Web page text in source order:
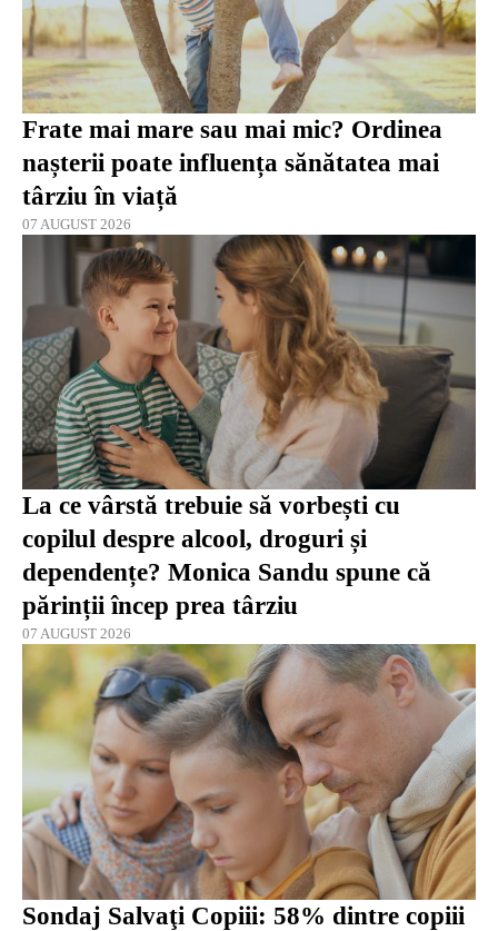
Frate mai mare sau mai mic? Ordinea
nașterii poate influența sănătatea mai
târziu în viață
07 AUGUST 2026
La ce vârstă trebuie să vorbești cu
copilul despre alcool, droguri și
dependențe? Monica Sandu spune că
părinții încep prea târziu
07 AUGUST 2026
Sondaj Salvaţi Copiii: 58% dintre copiii